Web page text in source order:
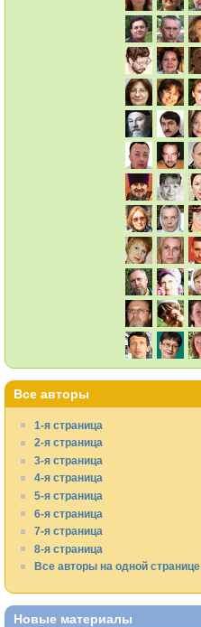
Все авторы
1-я страница
2-я страница
3-я страница
4-я страница
5-я страница
6-я страница
7-я страница
8-я страница
Все авторы на одной странице
Новые материалы